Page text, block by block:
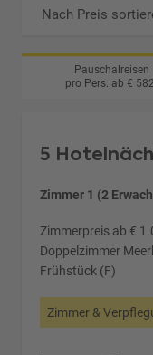
Nach Preis
Pauschalreisen
pro Pers. ab €
5
Zimmer 1 (2
Zimmerpreis ab €
Doppelzimmer
Frühstück (F)
Zimmer &